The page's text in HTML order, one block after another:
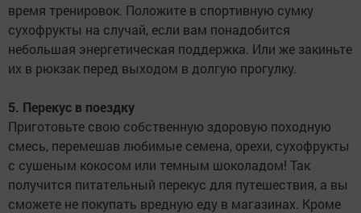
время тренировок. Положите в спортивную сумку
сухофрукты на случай, если вам понадобится
небольшая энергетическая поддержка. Или же закиньте
их в рюкзак перед выходом в долгую прогулку.
5. Перекус в поездку
Приготовьте свою собственную здоровую походную
смесь, перемешав любимые семена, орехи, сухофрукты
с сушеным кокосом или темным шоколадом! Так
получится питательный перекус для путешествия, а вы
сможете не покупать вредную еду в магазинах. Кроме